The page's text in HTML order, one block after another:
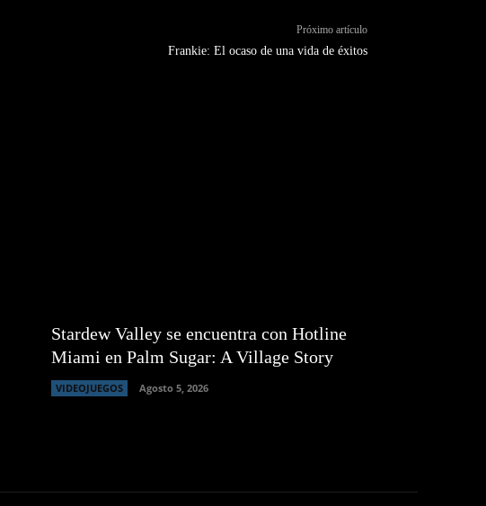
Próximo artículo
Frankie: El ocaso de una vida de éxitos
Stardew Valley se encuentra con Hotline
Miami en Palm Sugar: A Village Story
VIDEOJUEGOS Agosto 5, 2026